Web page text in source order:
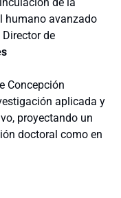
de la
humano avanzado
de
Concepción
aplicada y
proyectando un
doctoral como en